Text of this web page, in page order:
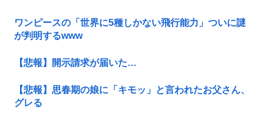
ワンピースの「世界に5種しかない飛行能力」ついに謎
が判明するwww
【悲報】開示請求が届いた…
【悲報】思春期の娘に「キモッ」と言われたお父さん、
グレる